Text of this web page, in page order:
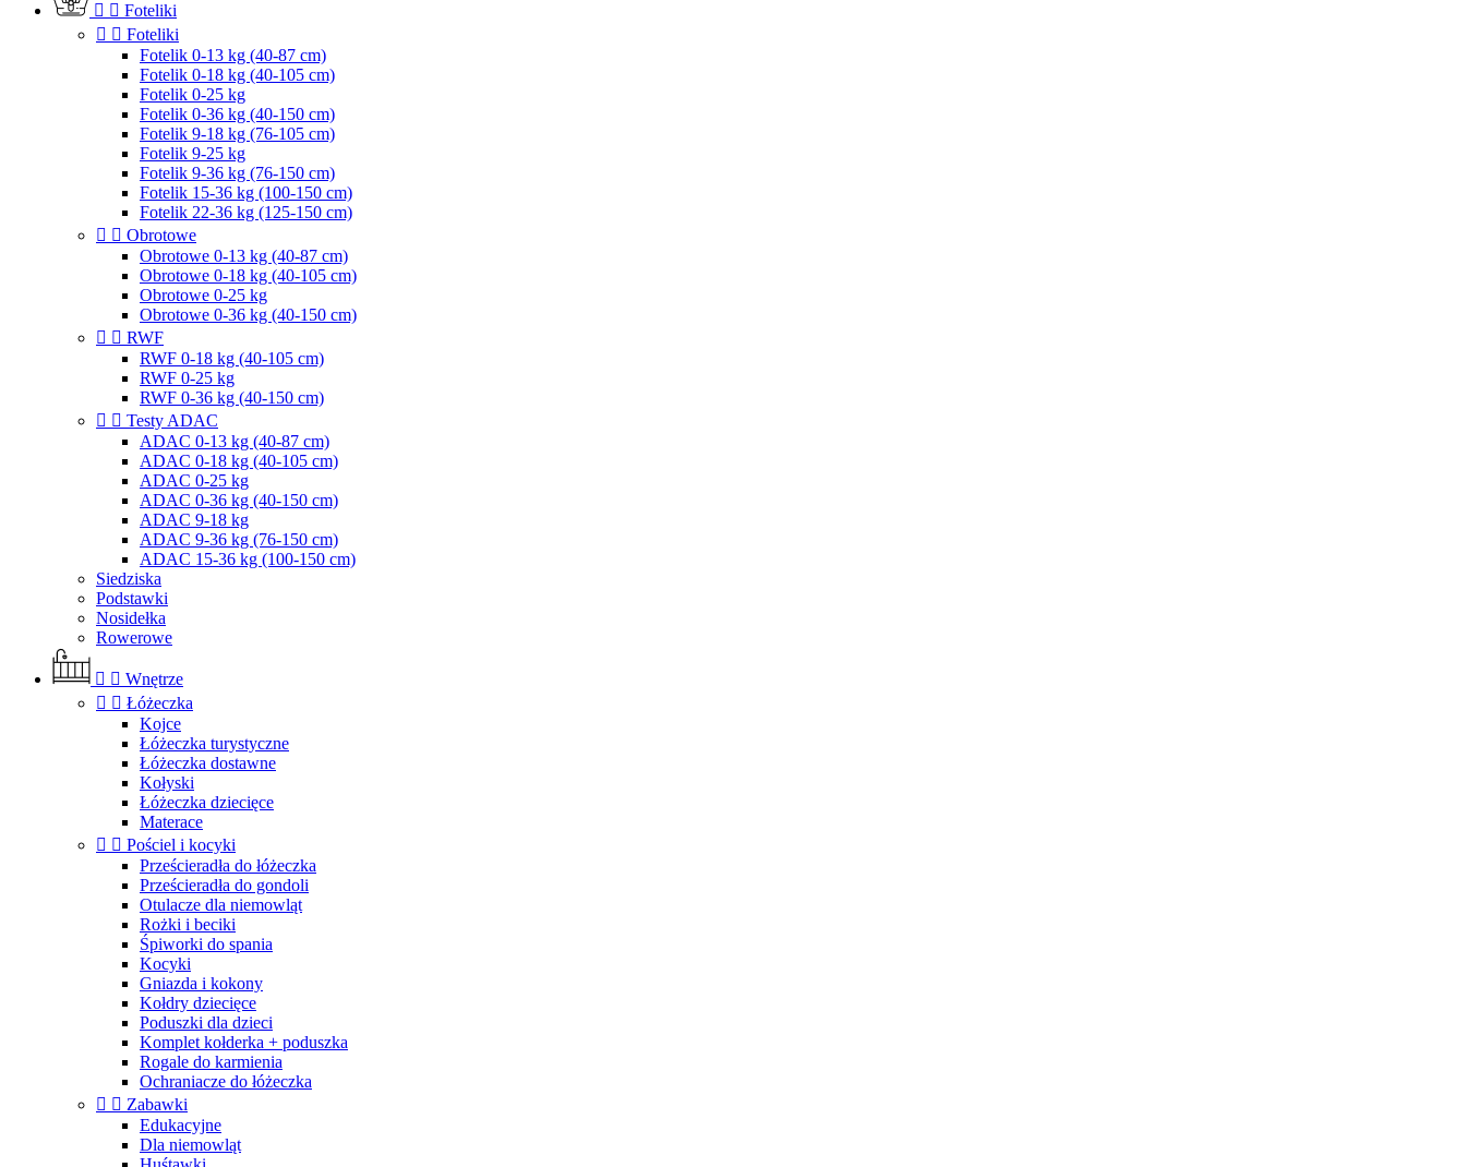
  Foteliki
  Foteliki
Fotelik 0-13 kg (40-87 cm)
Fotelik 0-18 kg (40-105 cm)
Fotelik 0-25 kg
Fotelik 0-36 kg (40-150 cm)
Fotelik 9-18 kg (76-105 cm)
Fotelik 9-25 kg
Fotelik 9-36 kg (76-150 cm)
Fotelik 15-36 kg (100-150 cm)
Fotelik 22-36 kg (125-150 cm)
  Obrotowe
Obrotowe 0-13 kg (40-87 cm)
Obrotowe 0-18 kg (40-105 cm)
Obrotowe 0-25 kg
Obrotowe 0-36 kg (40-150 cm)
  RWF
RWF 0-18 kg (40-105 cm)
RWF 0-25 kg
RWF 0-36 kg (40-150 cm)
  Testy ADAC
ADAC 0-13 kg (40-87 cm)
ADAC 0-18 kg (40-105 cm)
ADAC 0-25 kg
ADAC 0-36 kg (40-150 cm)
ADAC 9-18 kg
ADAC 9-36 kg (76-150 cm)
ADAC 15-36 kg (100-150 cm)
Siedziska
Podstawki
Nosidełka
Rowerowe
  Wnętrze
  Łóżeczka
Kojce
Łóżeczka turystyczne
Łóżeczka dostawne
Kołyski
Łóżeczka dziecięce
Materace
  Pościel i kocyki
Prześcieradła do łóżeczka
Prześcieradła do gondoli
Otulacze dla niemowląt
Rożki i beciki
Śpiworki do spania
Kocyki
Gniazda i kokony
Kołdry dziecięce
Poduszki dla dzieci
Komplet kołderka + poduszka
Rogale do karmienia
Ochraniacze do łóżeczka
  Zabawki
Edukacyjne
Dla niemowląt